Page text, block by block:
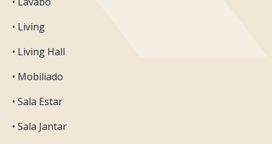
• Living
• Living Hall
• Mobiliado
• Sala Estar
• Sala Jantar